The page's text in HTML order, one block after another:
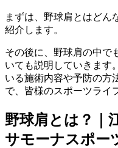
まずは、野球肩とはどん
紹介します。
その後に、野球肩の中で
いても説明していきます
いる施術内容や予防の方
で、皆様のスポーツライ
野球肩とは？｜
サモーナスポー